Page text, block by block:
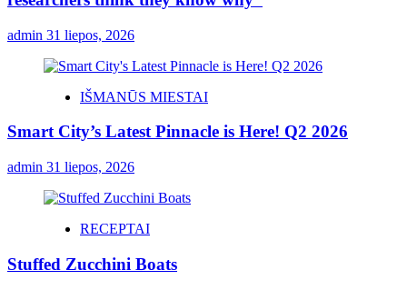
admin 31 liepos, 2026
IŠMANŪS MIESTAI
Smart City’s Latest Pinnacle is Here! Q2 2026
admin 31 liepos, 2026
RECEPTAI
Stuffed Zucchini Boats